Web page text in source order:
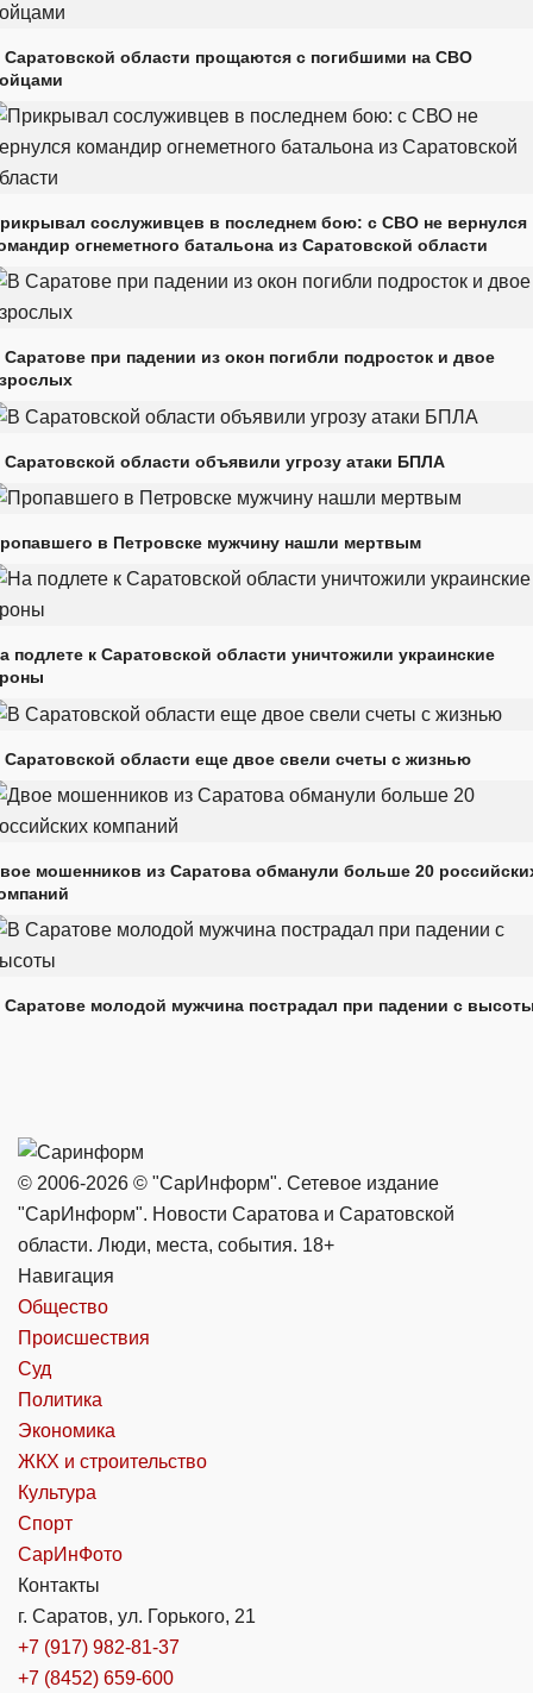
Саратовской области прощаются с погибшими на СВО
сослуживцев в последнем бою: с СВО не вернулся
огнеметного батальона из Саратовской области
Саратове при падении из окон погибли подросток и двое
Саратовской области объявили угрозу атаки БПЛА
в Петровске мужчину нашли мертвым
подлете к Саратовской области уничтожили украинские
Саратовской области еще двое свели счеты с жизнью
мошенников из Саратова обманули больше 20
Саратове молодой мужчина пострадал при падении с
© 2006-2026 © "СарИнформ". Сетевое издание
"СарИнформ". Новости Саратова и Саратовской
области. Люди, места, события. 18+
Навигация
Общество
Происшествия
Суд
Политика
Экономика
ЖКХ и строительство
Культура
Спорт
СарИнФото
Контакты
г. Саратов, ул. Горького, 21
+7 (917) 982-81-37
+7 (8452) 659-600